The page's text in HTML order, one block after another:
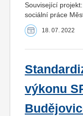
Související
sociální práce
18. 07. 2022
výkonu